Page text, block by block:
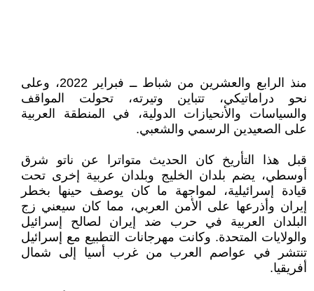
منذ الرابع والعشرين من شباط ــ فبراير 2022، وعلى
نحو دراماتيكي، تتباين وتيرته، تحولت المواقف
والسياسات والأنحيازات الدولية، في المنطقة العربية
على الصعيدين الرسمي والشعبي.
قبل هذا التأريخ كان الحديث متواترا عن ناتو شرق
أوسطي، يضم بلدان الخليج وبلدان عربية إخرى تحت
قيادة إسرائيلية، لمواجهة ما كان يوصف حينها بخطر
إيران وأذرعها على الأمن العربي، مما كان سيعني زج
البلدان العربية في حرب ضد إيران لصالح إسرائيل
والولايات المتحدة. وكانت مهرجانات التطبيع مع إسرائيل
تنتشر في عواصم العرب من غرب أسيا إلى شمال
أفريقيا.